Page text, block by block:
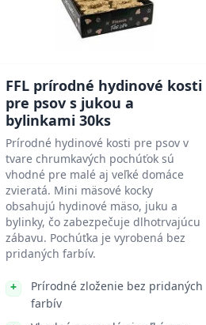
FFL prírodné hydinové kosti
pre psov s jukou a
bylinkami 30ks
Prírodné hydinové kosti pre psov v
tvare chrumkavých pochúťok sú
vhodné pre malé aj veľké domáce
zvieratá. Mini mäsové kocky
obsahujú hydinové mäso, juku a
bylinky, čo zabezpečuje dlhotrvajúcu
zábavu. Pochúťka je vyrobená bez
pridaných farbív.
Prírodné zloženie bez pridaných
farbív